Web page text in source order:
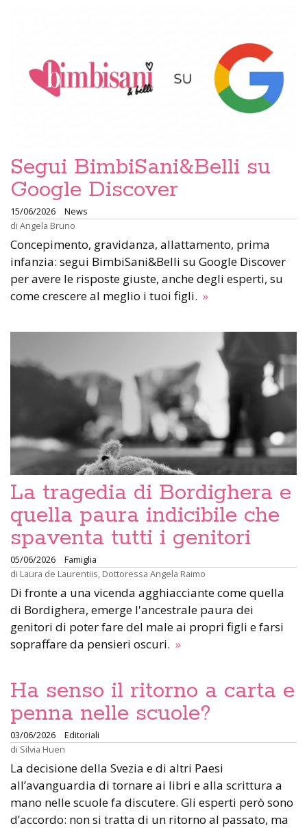
Segui BimbiSani&Belli su
Google Discover
15/06/2026
News
di Angela Bruno
Concepimento, gravidanza, allattamento, prima
infanzia: segui BimbiSani&Belli su Google Discover
per avere le risposte giuste, anche degli esperti, su
come crescere al meglio i tuoi figli. »
La tragedia di Bordighera e
quella paura indicibile che
spaventa tutti i genitori
05/06/2026
Famiglia
di Laura de Laurentiis, Dottoressa Angela Raimo
Di fronte a una vicenda agghiacciante come quella
di Bordighera, emerge l'ancestrale paura dei
genitori di poter fare del male ai propri figli e farsi
sopraffare da pensieri oscuri. »
Ha senso il ritorno a carta e
penna nelle scuole?
03/06/2026
Editoriali
di Silvia Huen
La decisione della Svezia e di altri Paesi
all’avanguardia di tornare ai libri e alla scrittura a
mano nelle scuole fa discutere. Gli esperti però sono
d’accordo: non si tratta di un ritorno al passato, ma